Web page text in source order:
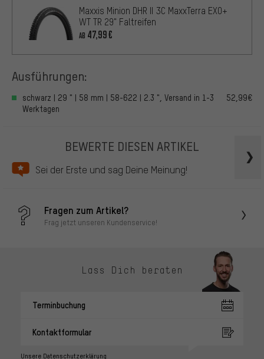
Maxxis Minion DHR II 3C MaxxTerra EXO+
WT TR 29" Faltreifen
AB 47,99€
Ausführungen:
schwarz | 29 " | 58 mm | 58-622 | 2.3 ", Versand in 1-3
Werktagen
52,99€
BEWERTE DIESEN ARTIKEL
Sei der Erste und sag Deine Meinung!
Fragen zum Artikel?
Frag jetzt unseren Kundenservice!
Lass Dich beraten
Terminbuchung
Kontaktformular
Unsere Datenschutzerklärung